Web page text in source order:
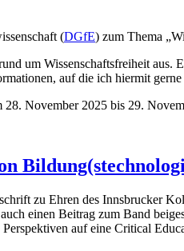
(DGfE) zum Thema
um Wissenschaftsfreiheit
auf die ich hiermit
November 2025 bis 29.
zu Ehren des Innsbrucker
einen Beitrag zum Band
Perspektiven auf eine Critical